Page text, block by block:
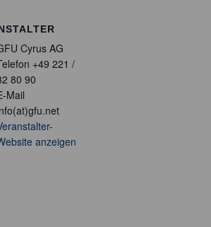
Cyrus AG
+49 221 /
80 90
Mail
anzeigen